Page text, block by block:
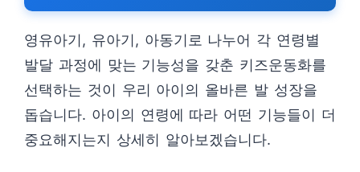
영유아기, 유아기, 아동기로 나누어 각 연령별
발달 과정에 맞는 기능성을 갖춘 키즈운동화를
선택하는 것이 우리 아이의 올바른 발 성장을
돕습니다. 아이의 연령에 따라 어떤 기능들이 더
중요해지는지 상세히 알아보겠습니다.